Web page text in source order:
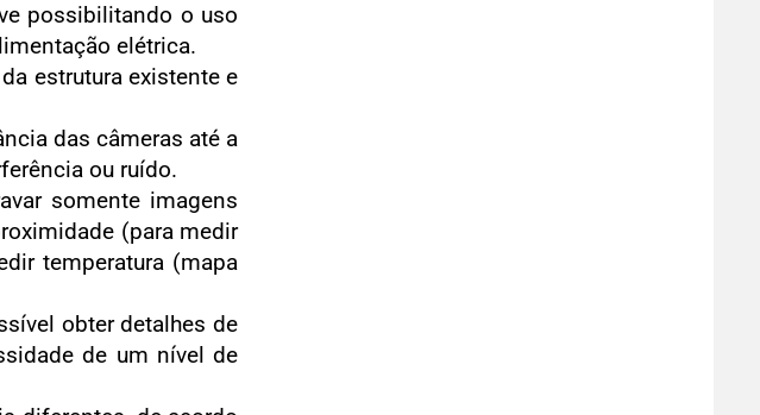
possibilitando o uso
elétrica.
estrutura existente e
das câmeras até a
ou ruído.
somente imagens
(para medir
temperatura (mapa
obter detalhes de
de um nível de